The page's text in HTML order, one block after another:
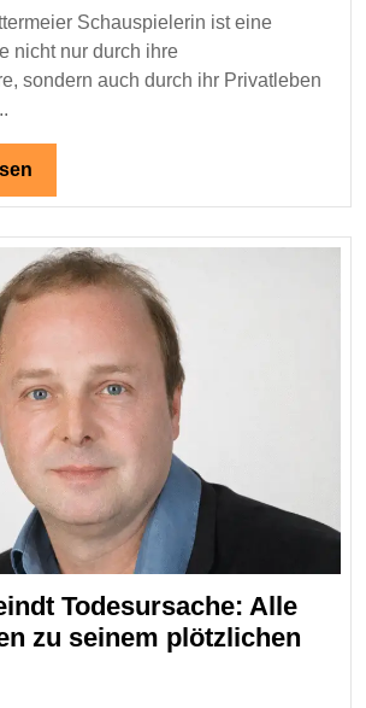
Alles
über
ihr
und
Karriere
Schauspielerin ist eine
nicht nur durch ihre
sondern auch durch ihr Privatleben
lesen
Todesursache: Alle
zu seinem plötzlichen